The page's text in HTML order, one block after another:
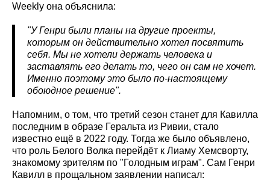
Weekly она объяснила:
"У Генри были планы на другие проекты,
которым он действительно хотел посвятить
себя. Мы не хотели держать человека и
заставлять его делать то, чего он сам не хочет.
Именно поэтому это было по-настоящему
обоюдное решение".
Напомним, о том, что третий сезон станет для Кавилла
последним в образе Геральта из Ривии, стало
известно ещё в 2022 году. Тогда же было объявлено,
что роль Белого Волка перейдёт к Лиаму Хемсворту,
знакомому зрителям по "Голодным играм". Сам Генри
Кавилл в прощальном заявлении написал: